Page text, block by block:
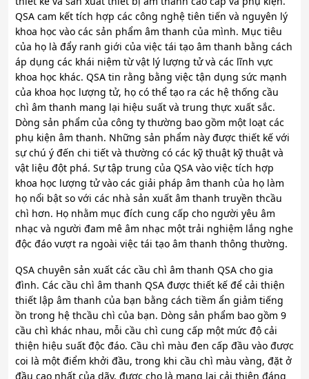
QSA cam kết tích hợp các công nghệ tiên tiến và nguyên lý
khoa học vào các sản phẩm âm thanh của mình. Mục tiêu
của họ là đẩy ranh giới của việc tái tạo âm thanh bằng cách
áp dụng các khái niệm từ vật lý lượng tử và các lĩnh vực
khoa học khác. QSA tin rằng bằng việc tận dụng sức mạnh
của khoa học lượng tử, họ có thể tạo ra các hệ thống cầu
chì âm thanh mang lại hiệu suất và trung thực xuất sắc.
Dòng sản phẩm của công ty thường bao gồm một loạt các
phụ kiện âm thanh. Những sản phẩm này được thiết kế với
sự chú ý đến chi tiết và thường có các kỹ thuật kỹ thuật và
vật liệu đột phá. Sự tập trung của QSA vào việc tích hợp
khoa học lượng tử vào các giải pháp âm thanh của họ làm
họ nổi bật so với các nhà sản xuất âm thanh truyền thcầu
chì hơn. Họ nhằm mục đích cung cấp cho người yêu âm
nhạc và người đam mê âm nhạc một trải nghiệm lắng nghe
độc đáo vượt ra ngoài việc tái tạo âm thanh thông thường.
QSA chuyên sản xuất các cầu chì âm thanh QSA cho gia
đình. Các cầu chì âm thanh QSA được thiết kế để cải thiện
thiết lập âm thanh của bạn bằng cách tiềm ẩn giảm tiếng
ồn trong hệ thcầu chì của bạn. Dòng sản phẩm bao gồm 9
cầu chì khác nhau, mỗi cầu chì cung cấp một mức độ cải
thiện hiệu suất độc đáo. Cầu chì màu đen cấp đầu vào được
coi là một điểm khởi đầu, trong khi cầu chì màu vàng, đặt ở
đầu cao nhất của dãy, được cho là mang lại cải thiện đáng